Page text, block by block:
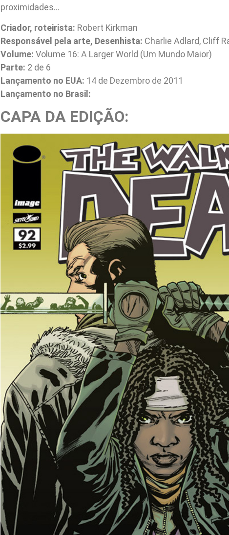
proximidades…
Criador, roteirista: Robert Kirkman
Responsável pela arte, Desenhista: Charlie Adlard, Cliff
Volume: Volume 16: A Larger World (Um Mundo Maior)
Parte: 2 de 6
Lançamento no EUA: 14 de Dezembro de 2011
Lançamento no Brasil:
CAPA DA EDIÇÃO: